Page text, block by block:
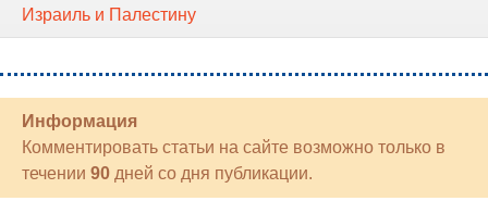
Израиль и Палестину
Информация
Комментировать статьи на сайте возможно только в
течении 90 дней со дня публикации.